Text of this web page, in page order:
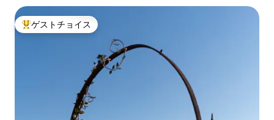
大好評のゲストチョイスです。
ゲストチョイス